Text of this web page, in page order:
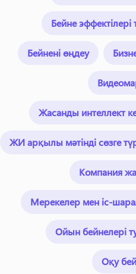
Бейне
Бейнені өңдеу
Жасанды интеллект
ЖИ арқылы мәтінді сөзге
Компания
Мерекелер мен іс-
Ойын бейнелері
Оқу